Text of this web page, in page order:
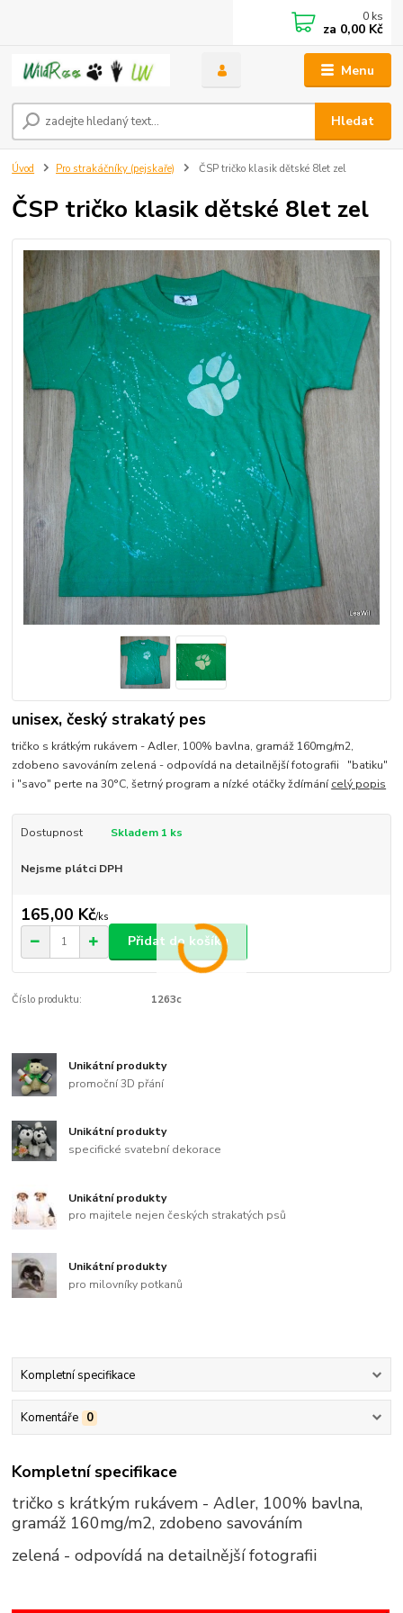
Menu
Hledat
0 ks
za 0,00 Kč
Úvod Pro strakáčníky (pejskaře) ČSP tričko klasik dětské 8let zel
ČSP tričko klasik dětské 8let zel
unisex, český strakatý pes
tričko s krátkým rukávem - Adler, 100% bavlna, gramáž 160mg/m2,
zdobeno savováním zelená - odpovídá na detailnější fotografii "batiku"
i "savo" perte na 30°C, šetrný program a nízké otáčky ždímánícelý popis
Dostupnost Skladem 1 ks
Nejsme plátci DPH
165,00 Kč/ks
Přidat do košíku
Číslo produktu: 1263c
Unikátní produkty
promoční 3D přání
Unikátní produkty
specifické svatební dekorace
Unikátní produkty
pro majitele nejen českých strakatých psů
Unikátní produkty
pro milovníky potkanů
Kompletní specifikace
Komentáře 0
Kompletní specifikace
tričko s krátkým rukávem - Adler, 100% bavlna,
gramáž 160mg/m2, zdobeno savováním
zelená - odpovídá na detailnější fotografii